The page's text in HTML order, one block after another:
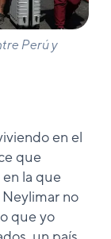
Perú y
en el
que
la que
Neylimar no
que yo